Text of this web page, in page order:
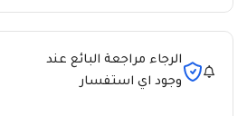
الرجاء مراجعة البائع عند
وجود اي استفسار